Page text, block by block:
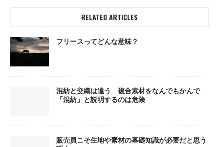
RELATED ARTICLES
フリースってどんな意味？
混紡と交織は違う 複合素材をなんでもかんで
「混紡」と説明するのは危険
販売員こそ生地や素材の基礎知識が必要だと思う